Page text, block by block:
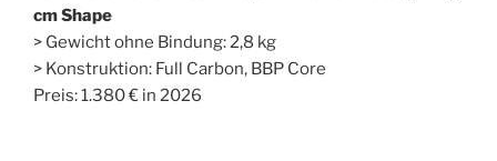
cm Shape
> Gewicht ohne Bindung: 2,8 kg
> Konstruktion: Full Carbon, BBP Core
Preis: 1.380 € in 2026